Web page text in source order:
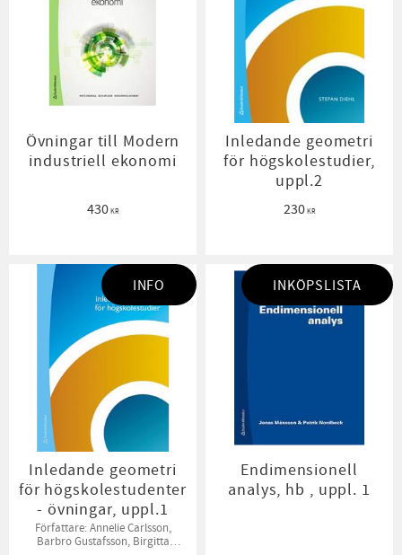
Övningar till Modern
industriell ekonomi
430KR
Inledande geometri
för högskolestudier,
uppl.2
230KR
Inledande geometri
för högskolestudenter
- övningar, uppl.1
Författare: Annelie Carlsson,
Barbro Gustafsson, Birgitta
INFO
Endimensionell
analys, hb , uppl. 1
INKÖPSLISTA